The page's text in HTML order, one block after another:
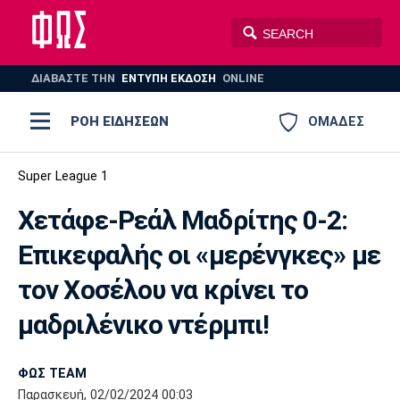
ΔΙΑΒΑΣΤΕ THN ΕΝΤΥΠΗ ΕΚΔΟΣΗ ONLINE
ΟΜΑΔΕΣ
ΡΟΗ ΕΙΔΗΣΕΩΝ
ΠΟΔΟΣΦΑΙΡΟ
ΒΟΛΕΪ
AUTO-MOTO PLUS
Ποδόσφαιρο
Super League 1
Super League 2
Γ Εθνική
Μπάσκετ
Ελλάδα
Εθνική
Ολυμπιακοί Αγώνες
Βόλεϊ
Ολυμπιακός ΠΑΟΚ
Super League 1
Χετάφε-Ρεάλ Μαδρίτης 0-2:
Επικεφαλής οι «μερένγκες» με
τον Χοσέλου να κρίνει το
μαδριλένικο ντέρμπι!
ΦΩΣ TEAM
Παρασκευή, 02/02/2024 00:03